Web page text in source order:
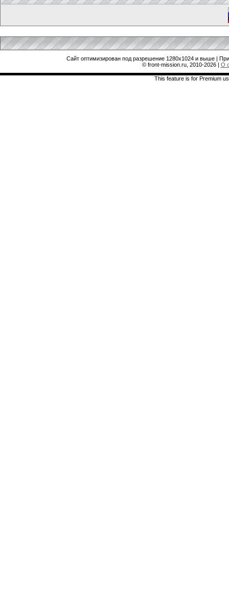
Сайт оптимизирован под разрешение 1280x1024 и выше |
© front-mission.ru, 2010-2026| О
This feature is for Premium